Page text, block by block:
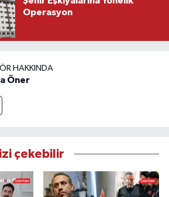
Operasyon
HAKKINDA
Öner
çekebilir